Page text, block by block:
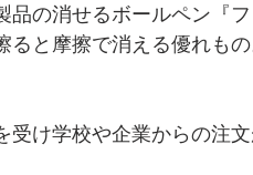
の消せるボールペン『
ると摩擦で消える優れも
け学校や企業からの注